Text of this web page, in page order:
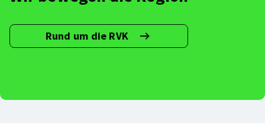
Rund um die RVK
Link
führt
über